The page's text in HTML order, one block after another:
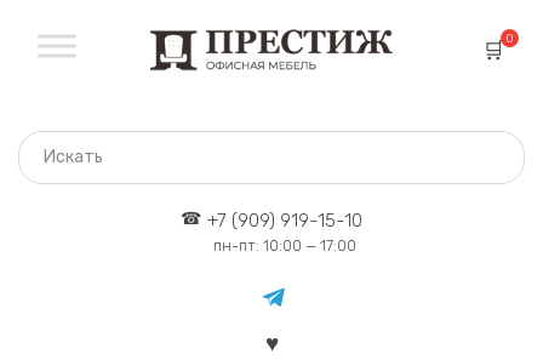
содержанию
0
+7 (909) 919-15-10
пн-пт: 10:00 — 17:00